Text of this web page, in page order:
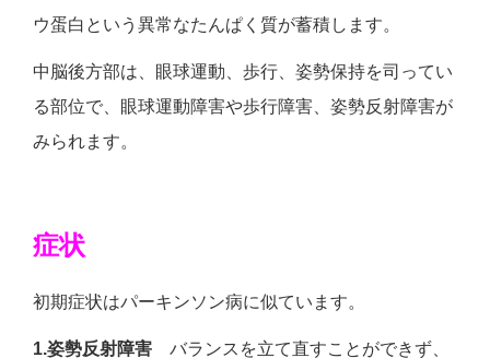
ウ蛋白という異常なたんぱく質が蓄積します。
中脳後方部は、眼球運動、歩行、姿勢保持を司ってい
る部位で、眼球運動障害や歩行障害、姿勢反射障害が
みられます。
症状
初期症状はパーキンソン病に似ています。
1.姿勢反射障害 バランスを立て直すことができず、